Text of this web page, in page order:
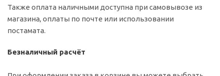
Также оплата наличными доступна при самовывозе из
магазина, оплаты по почте или использовании
постамата.
Безналичный расчёт